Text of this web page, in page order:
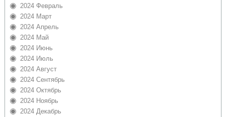
2024 Февраль
2024 Март
2024 Апрель
2024 Май
2024 Июнь
2024 Июль
2024 Август
2024 Сентябрь
2024 Октябрь
2024 Ноябрь
2024 Декабрь